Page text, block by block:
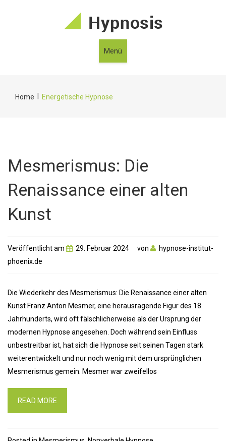
Menü
Home Energetische Hypnose
Mesmerismus: Die
Renaissance einer alten
Kunst
Veröffentlicht am 29. Februar 2024 von
hypnose-institut-
phoenix.de
Die Wiederkehr des Mesmerismus: Die Renaissance einer alten
Kunst Franz Anton Mesmer, eine herausragende Figur des 18.
Jahrhunderts, wird oft fälschlicherweise als der Ursprung der
modernen Hypnose angesehen. Doch während sein Einfluss
unbestreitbar ist, hat sich die Hypnose seit seinen Tagen stark
weiterentwickelt und nur noch wenig mit dem ursprünglichen
Mesmerismus gemein. Mesmer war zweifellos
READ MORE